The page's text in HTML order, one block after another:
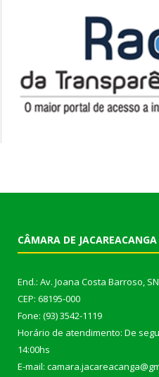
CÂMARA DE JACAREACANGA
End.: Av. Joana Costa Barroso,
CEP: 68195-000
Fone: (93) 3542-1119
Horário de atendimento: De
14:00hs
E-mail: